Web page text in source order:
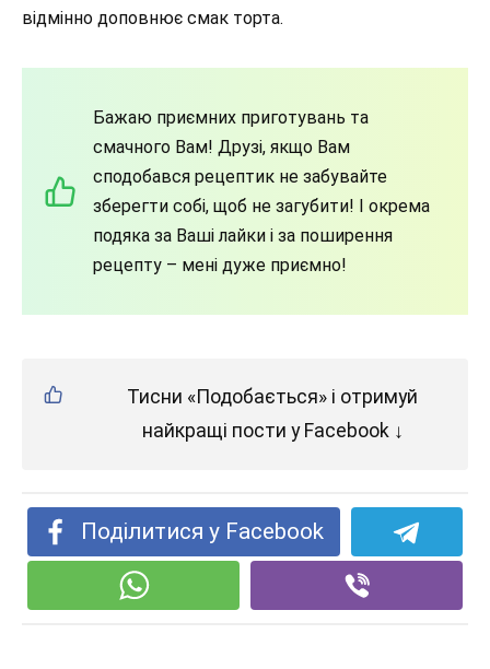
відмінно доповнює смак торта.
Бажаю приємних приготувань та
смачного Вам! Друзі, якщо Вам
сподобався рецептик не забувайте
зберегти собі, щоб не загубити! І окрема
подяка за Ваші лайки і за поширення
рецепту – мені дуже приємно!
Тисни «Подобається» і отримуй
найкращі пости у Facebook ↓
Поділитися у Facebook